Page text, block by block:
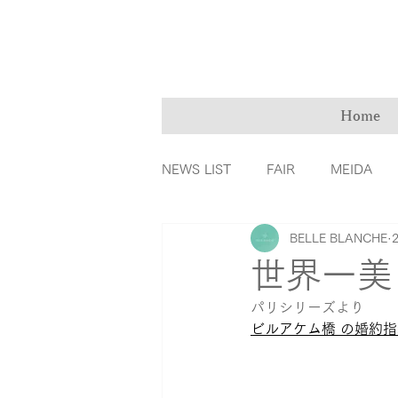
Home
NEWS LIST FAIR MEIDA
ＭarryMe TOMIYA倉敷店
カラーダイヤモンド ファッ
世界一
BELLE BLANCHE
パリシリーズより
ビルアケム橋 の婚約